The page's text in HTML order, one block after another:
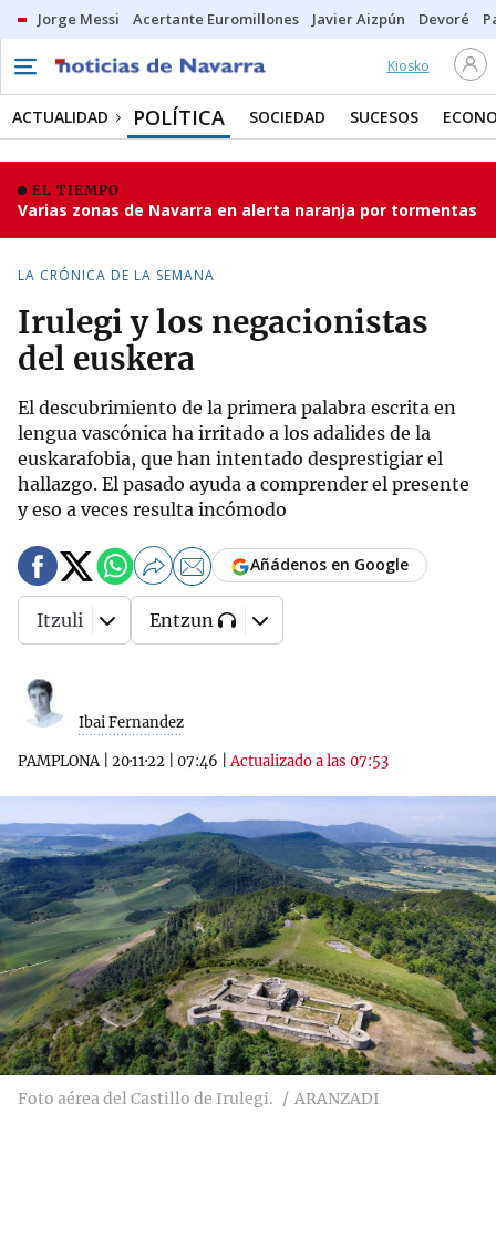
Jorge Messi Acertante Euromillones Javier Aizpún Devoré
Kiosko
ACTUALIDAD POLÍTICA SOCIEDAD SUCESOS
EL TIEMPO
Varias zonas de Navarra en alerta naranja por tormentas
LA CRÓNICA DE LA SEMANA
Irulegi y los negacionistas
del euskera
El descubrimiento de la primera palabra escrita en
lengua vascónica ha irritado a los adalides de la
euskarafobia, que han intentado desprestigiar el
hallazgo. El pasado ayuda a comprender el presente
y eso a veces resulta incómodo
Ibai Fernandez
PAMPLONA| 20·11·22 07:46 |Actualizado a las 07:53
Añádenos en Google
Itzuli Entzun
Foto aérea del Castillo de Irulegi. ARANZADI